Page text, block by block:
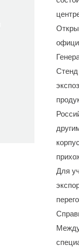
Стенд
Для